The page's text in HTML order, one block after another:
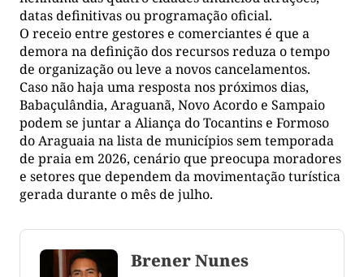
datas definitivas ou programação oficial.
O receio entre gestores e comerciantes é que a
demora na definição dos recursos reduza o tempo
de organização ou leve a novos cancelamentos.
Caso não haja uma resposta nos próximos dias,
Babaçulândia, Araguanã, Novo Acordo e Sampaio
podem se juntar a Aliança do Tocantins e Formoso
do Araguaia na lista de municípios sem temporada
de praia em 2026, cenário que preocupa moradores
e setores que dependem da movimentação turística
gerada durante o mês de julho.
Brener Nunes